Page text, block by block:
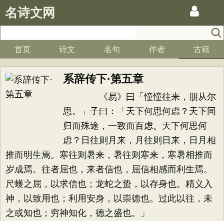
名诗文网
首页 诗文 名句 作者 古籍
系辞传下·第五章
《易》曰「憧憧往来，朋从尔
思。」子曰：「天下何思何虑？天下同
归而殊途，一致而百虑。天下何思何
虑？日往则月来，月往则日来，日月相
推而明生焉。寒往则暑来，暑往则寒来，寒暑相推而
岁成焉。往者屈也，来者信也，屈信相感而利生焉。
尺蠖之屈，以求信也；龙蛇之蛰，以存身也。精义入
神，以致用也；利用安身，以崇德也。过此以往，未
之或知也；穷神知化，德之盛也。」